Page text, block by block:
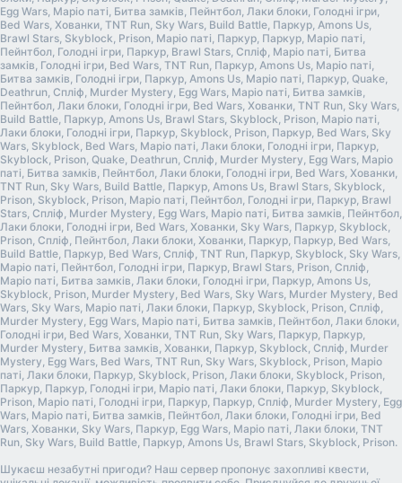
Egg Wars, Маріо паті, Битва замків, Пейнтбол, Лаки блоки, Голодні ігри,
Bed Wars, Хованки, TNT Run, Sky Wars, Build Battle, Паркур, Amons Us,
Brawl Stars, Skyblock, Prison, Маріо паті, Паркур, Паркур, Маріо паті,
Пейнтбол, Голодні ігри, Паркур, Brawl Stars, Спліф, Маріо паті, Битва
замків, Голодні ігри, Bed Wars, TNT Run, Паркур, Amons Us, Маріо паті,
Битва замків, Голодні ігри, Паркур, Amons Us, Маріо паті, Паркур, Quake,
Deathrun, Спліф, Murder Mystery, Egg Wars, Маріо паті, Битва замків,
Пейнтбол, Лаки блоки, Голодні ігри, Bed Wars, Хованки, TNT Run, Sky Wars,
Build Battle, Паркур, Amons Us, Brawl Stars, Skyblock, Prison, Маріо паті,
Лаки блоки, Голодні ігри, Паркур, Skyblock, Prison, Паркур, Bed Wars, Sky
Wars, Skyblock, Bed Wars, Маріо паті, Лаки блоки, Голодні ігри, Паркур,
Skyblock, Prison, Quake, Deathrun, Спліф, Murder Mystery, Egg Wars, Маріо
паті, Битва замків, Пейнтбол, Лаки блоки, Голодні ігри, Bed Wars, Хованки,
TNT Run, Sky Wars, Build Battle, Паркур, Amons Us, Brawl Stars, Skyblock,
Prison, Skyblock, Prison, Маріо паті, Пейнтбол, Голодні ігри, Паркур, Brawl
Stars, Спліф, Murder Mystery, Egg Wars, Маріо паті, Битва замків, Пейнтбол,
Лаки блоки, Голодні ігри, Bed Wars, Хованки, Sky Wars, Паркур, Skyblock,
Prison, Спліф, Пейнтбол, Лаки блоки, Хованки, Паркур, Паркур, Bed Wars,
Build Battle, Паркур, Bed Wars, Спліф, TNT Run, Паркур, Skyblock, Sky Wars,
Маріо паті, Пейнтбол, Голодні ігри, Паркур, Brawl Stars, Prison, Спліф,
Маріо паті, Битва замків, Лаки блоки, Голодні ігри, Паркур, Amons Us,
Skyblock, Prison, Murder Mystery, Bed Wars, Sky Wars, Murder Mystery, Bed
Wars, Sky Wars, Маріо паті, Лаки блоки, Паркур, Skyblock, Prison, Спліф,
Murder Mystery, Egg Wars, Маріо паті, Битва замків, Пейнтбол, Лаки блоки,
Голодні ігри, Bed Wars, Хованки, TNT Run, Sky Wars, Паркур, Паркур,
Murder Mystery, Битва замків, Хованки, Паркур, Skyblock, Спліф, Murder
Mystery, Egg Wars, Bed Wars, TNT Run, Sky Wars, Skyblock, Prison, Маріо
паті, Лаки блоки, Паркур, Skyblock, Prison, Лаки блоки, Skyblock, Prison,
Паркур, Паркур, Голодні ігри, Маріо паті, Лаки блоки, Паркур, Skyblock,
Prison, Маріо паті, Голодні ігри, Паркур, Паркур, Спліф, Murder Mystery, Egg
Wars, Маріо паті, Битва замків, Пейнтбол, Лаки блоки, Голодні ігри, Bed
Wars, Хованки, Sky Wars, Паркур, Egg Wars, Маріо паті, Лаки блоки, TNT
Run, Sky Wars, Build Battle, Паркур, Amons Us, Brawl Stars, Skyblock, Prison.
Шукаєш незабутні пригоди? Наш сервер пропонує захопливі квести,